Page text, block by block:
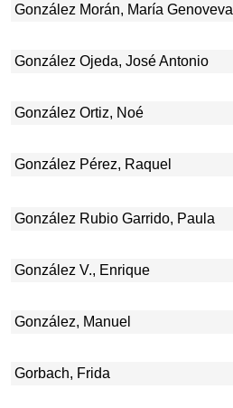
González Morán, María Genoveva
González Ojeda, José Antonio
González Ortiz, Noé
González Pérez, Raquel
González Rubio Garrido, Paula
González V., Enrique
González, Manuel
Gorbach, Frida